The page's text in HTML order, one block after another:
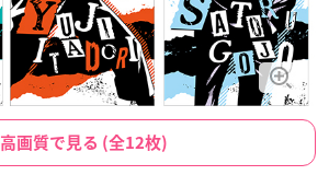
高画質で見る (全12枚)